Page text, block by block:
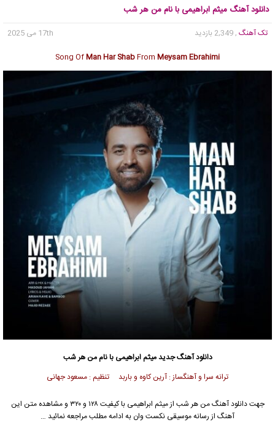
دانلود آهنگ میثم ابراهیمی با نام من هر شب
تک آهنگ , 2,349 بازدید
17th می 2025
Song OfMan Har ShabFrom Meysam Ebrahimi
دانلود آهنگ جدیدمیثم ابراهیمی با نام من هر شب
ترانه سرا و آهنگساز : آرین کاوه و باربد تنظیم : مسعود جهانی
جهت دانلود آهنگ من هر شب ازمیثم ابراهیمی
با کیفیت ۱۲۸ و ۳۲۰ و مشاهده متن این
آهنگ از رسانه موسیقی نکست وان به ادامه مطلب مراجعه نمائید …